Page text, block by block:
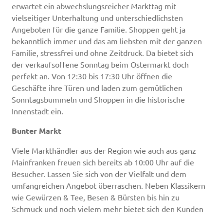
erwartet ein abwechslungsreicher Markttag mit
vielseitiger Unterhaltung und unterschiedlichsten
Angeboten für die ganze Familie. Shoppen geht ja
bekanntlich immer und das am liebsten mit der ganzen
Familie, stressfrei und ohne Zeitdruck. Da bietet sich
der verkaufsoffene Sonntag beim Ostermarkt doch
perfekt an. Von 12:30 bis 17:30 Uhr öffnen die
Geschäfte ihre Türen und laden zum gemütlichen
Sonntagsbummeln und Shoppen in die historische
Innenstadt ein.
Bunter Markt
Viele Markthändler aus der Region wie auch aus ganz
Mainfranken freuen sich bereits ab 10:00 Uhr auf die
Besucher. Lassen Sie sich von der Vielfalt und dem
umfangreichen Angebot überraschen. Neben Klassikern
wie Gewürzen & Tee, Besen & Bürsten bis hin zu
Schmuck und noch vielem mehr bietet sich den Kunden